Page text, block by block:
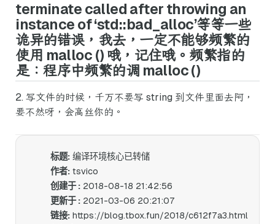
terminate called after throwing an
instance of ‘std::bad_alloc’等等一些
诡异的错误，我去，一定不能够频繁的
使用 malloc () 哦，记住哦。频繁指的
是：程序中频繁的调 malloc ()
2. 写文件的时候，千万不要写 string 到文件里面去阿，
要不然呀，会高丝你的。
标题: 编译环境核心已转储
作者: tsvico
创建于 : 2018-08-18 21:42:56
更新于 : 2021-03-06 20:21:07
链接: https://blog.tbox.fun/2018/c612f7a3.html